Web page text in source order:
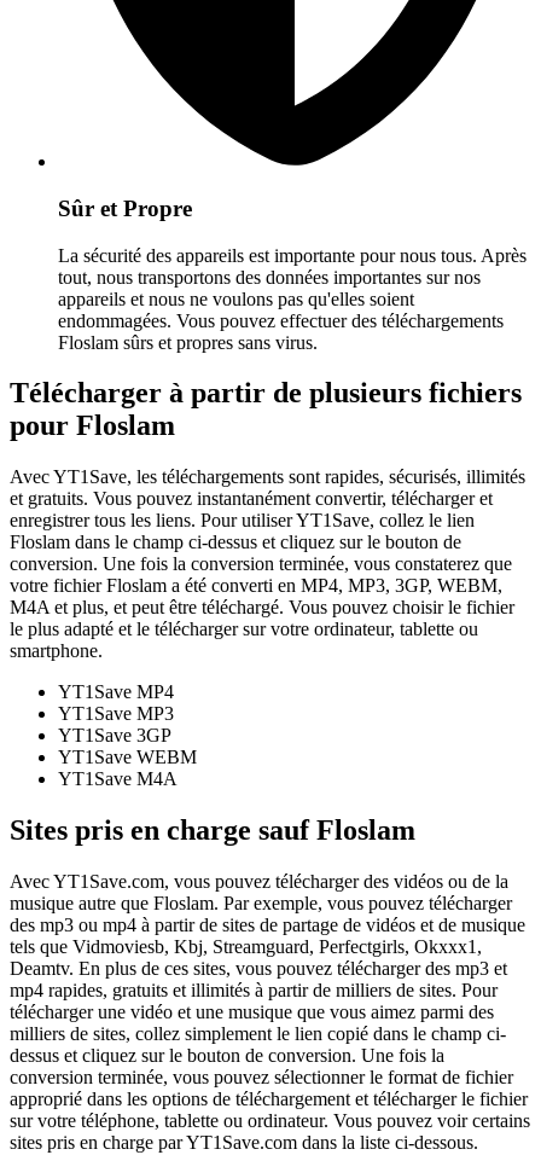
Sûr et Propre
La sécurité des appareils est importante pour nous tous. Après
tout, nous transportons des données importantes sur nos
appareils et nous ne voulons pas qu'elles soient
endommagées. Vous pouvez effectuer des téléchargements
Floslam sûrs et propres sans virus.
Télécharger à partir de plusieurs fichiers
pour Floslam
Avec YT1Save, les téléchargements sont rapides, sécurisés, illimités
et gratuits. Vous pouvez instantanément convertir, télécharger et
enregistrer tous les liens. Pour utiliser YT1Save, collez le lien
Floslam dans le champ ci-dessus et cliquez sur le bouton de
conversion. Une fois la conversion terminée, vous constaterez que
votre fichier Floslam a été converti en MP4, MP3, 3GP, WEBM,
M4A et plus, et peut être téléchargé. Vous pouvez choisir le fichier
le plus adapté et le télécharger sur votre ordinateur, tablette ou
smartphone.
YT1Save MP4
YT1Save MP3
YT1Save 3GP
YT1Save WEBM
YT1Save M4A
Sites pris en charge sauf Floslam
Avec YT1Save.com, vous pouvez télécharger des vidéos ou de la
musique autre que Floslam. Par exemple, vous pouvez télécharger
des mp3 ou mp4 à partir de sites de partage de vidéos et de musique
tels que Vidmoviesb, Kbj, Streamguard, Perfectgirls, Okxxx1,
Deamtv. En plus de ces sites, vous pouvez télécharger des mp3 et
mp4 rapides, gratuits et illimités à partir de milliers de sites. Pour
télécharger une vidéo et une musique que vous aimez parmi des
milliers de sites, collez simplement le lien copié dans le champ ci-
dessus et cliquez sur le bouton de conversion. Une fois la
conversion terminée, vous pouvez sélectionner le format de fichier
approprié dans les options de téléchargement et télécharger le fichier
sur votre téléphone, tablette ou ordinateur. Vous pouvez voir certains
sites pris en charge par YT1Save.com dans la liste ci-dessous.